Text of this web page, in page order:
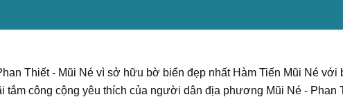
Thiết - Mũi Né vì sở hữu bờ biển đẹp nhất Hàm Tiến Mũi Né với
công cộng yêu thích của người dân địa phương Mũi Né - Phan